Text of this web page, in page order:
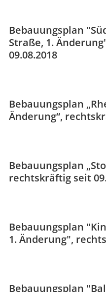
Bebauungsplan
Straße, 1.
09.08.2018
Bebauungsplan
Änderung“,
Bebauungsplan
rechtskräftig seit
Bebauungsplan
1. Änderung",
Bebauungsplan